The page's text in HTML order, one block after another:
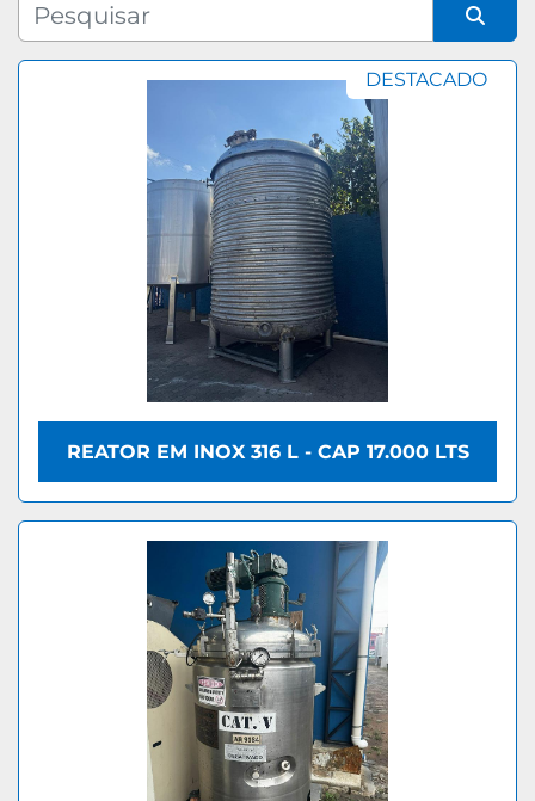
Fabricante
Organizar por DESTACADO
REATOR EM INOX 316 L - CAP 17.000 LTS